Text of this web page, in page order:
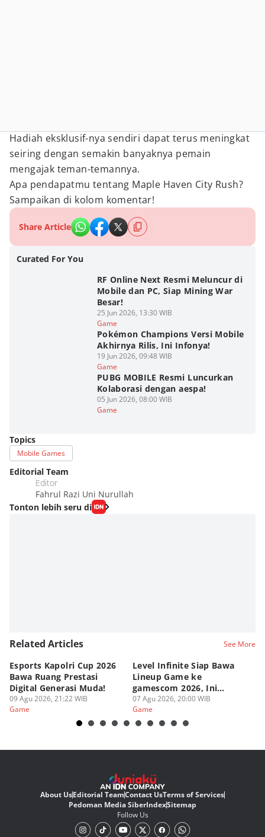
Hadiah eksklusif-nya sendiri dapat terus meningkat
seiring dengan semakin banyaknya pemain
mengajak teman-temannya.
Apa pendapatmu tentang Maple Haven City Rush?
Sampaikan di kolom komentar!
Share Article
Curated For You
RF Online Next Resmi Meluncur di
Mobile dan PC, Siap Mining War
Besar!
25 Jun 2026, 13:30 WIB
Game
Pokémon Champions Versi Mobile
Akhirnya Rilis, Ini Infonya!
19 Jun 2026, 09:48 WIB
Game
PUBG MOBILE Resmi Luncurkan
Kolaborasi dengan aespa!
05 Jun 2026, 08:00 WIB
Game
Topics
Mobile Games
Editorial Team
Editor
Fahrul Razi Uni Nurullah
Tonton lebih seru di
Related Articles See More
Esports Kapolri Cup 2026
Bawa Ruang Prestasi
Digital Generasi Muda!
09 Agu 2026, 21:22 WIB
Game
Level Infinite Siap Bawa
Lineup Game ke
gamescom 2026, Ini
Judulnya!
07 Agu 2026, 20:00 WIB
Game
About UsEditorial TeamContact UsTerms of Services
Pedoman Media SiberIndexSitemap
Follow Us